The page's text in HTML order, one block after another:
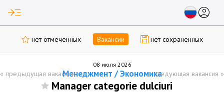
read_more account_circle
нет отмеченных Вакансии нет сохраненных
08 июля 2026
« предыдущая вакансияМенеджмент / Экономикаследующая вакансия »
Manager categorie dulciuri